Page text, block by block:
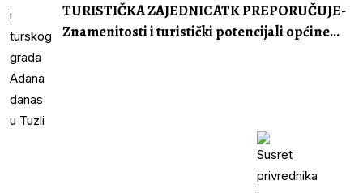
TURISTIČKA ZAJEDNICATK PREPORUČUJE-
Znamenitosti i turistički potencijali općine...